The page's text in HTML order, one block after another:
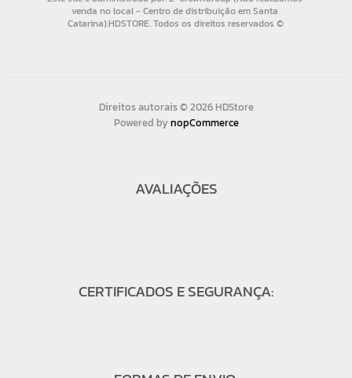
Direitos autorais © 2026 HDStore
Powered bynopCommerce
AVALIAÇÕES
CERTIFICADOS E SEGURANÇA: